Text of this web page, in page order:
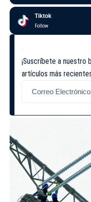
Tiktok
Follow
¡Suscríbete a nuestro
artículos más